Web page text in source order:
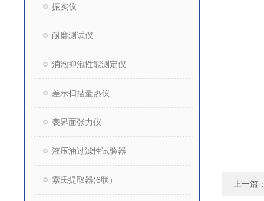
振实仪
耐磨测试仪
消泡抑泡性能测定仪
差示扫描量热仪
表界面张力仪
液压油过滤性试验器
索氏提取器(6联） 上一篇